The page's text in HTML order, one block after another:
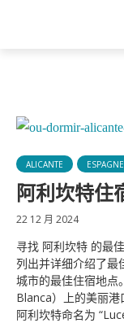
ALICANTE ESPAGNE
阿利坎特住
22 12 月 2024
寻找 阿利坎特 的最
列出并详细介绍了最
城市的最佳住宿地点
Blanca）上的美丽
阿利坎特命名为